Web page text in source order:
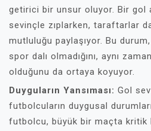
getirici bir unsur oluyor. Bir gol
sevinçle zıplarken, taraftarlar
mutluluğu paylaşıyor. Bu
spor dalı olmadığını, aynı
olduğunu da ortaya koyuyor.
Duyguların Yansıması: Gol
futbolcuların duygusal
futbolcu, büyük bir maçta kritik